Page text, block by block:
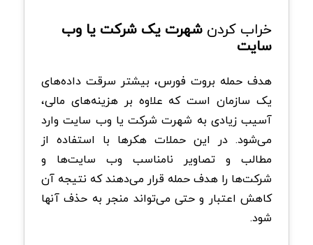
خراب کردن شهرت یک شرکت یا وب
سایت
هدف حمله بروت فورس، بیشتر سرقت داده‌های
یک سازمان است که علاوه بر هزینه‌های مالی،
آسیب زیادی به شهرت شرکت یا وب سایت وارد
می‌شود. در این حملات هکرها با استفاده از
مطالب و تصاویر نامناسب وب‌ سایت‌ها و
شرکت‌ها را هدف حمله قرار می‌دهند که نتیجه آن
کاهش اعتبار و حتی می‌تواند منجر به حذف آنها
شود.